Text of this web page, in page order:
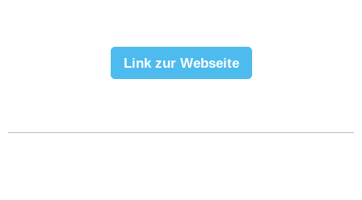
Link zur Webseite